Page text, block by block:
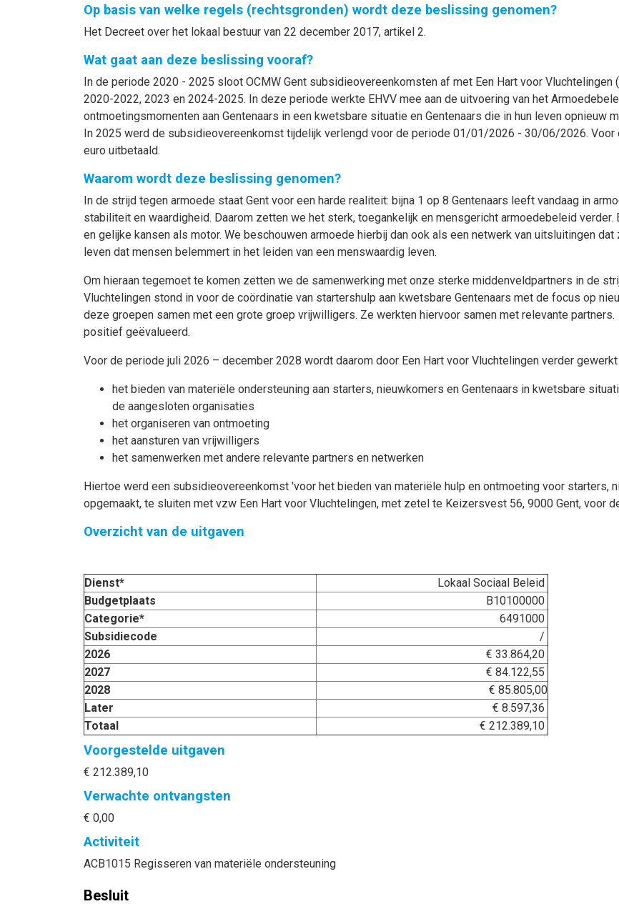
Op basis van welke regels (rechtsgronden) wordt deze beslissing genomen?
Het Decreet over het lokaal bestuur van 22 december 2017, artikel 2.
Wat gaat aan deze beslissing vooraf?
In de periode 2020 - 2025 sloot OCMW Gent subsidieovereenkomsten af met Een Hart voor
2020-2022, 2023 en 2024-2025. In deze periode werkte EHVV mee aan de uitvoering van het
ontmoetingsmomenten aan Gentenaars in een kwetsbare situatie en Gentenaars die in hun leven opnieuw
In 2025 werd de subsidieovereenkomst tijdelijk verlengd voor de periode 01/01/2026 - 30/06/2026. Voor
euro uitbetaald.
Waarom wordt deze beslissing genomen?
In de strijd tegen armoede staat Gent voor een harde realiteit: bijna 1 op 8 Gentenaars leeft vandaag in
stabiliteit en waardigheid. Daarom zetten we het sterk, toegankelijk en mensgericht armoedebeleid
en gelijke kansen als motor. We beschouwen armoede hierbij dan ook als een netwerk van uitsluitingen
leven dat mensen belemmert in het leiden van een menswaardig leven.
Om hieraan tegemoet te komen zetten we de samenwerking met onze sterke middenveldpartners in de
Vluchtelingen stond in voor de coördinatie van startershulp aan kwetsbare Gentenaars met de focus op
deze groepen samen met een grote groep vrijwilligers. Ze werkten hiervoor samen met relevante
positief geëvalueerd.
Voor de periode juli 2026 – december 2028 wordt daarom door Een Hart voor Vluchtelingen verder gewerkt
het bieden van materiële ondersteuning aan starters, nieuwkomers en Gentenaars in kwetsbare
de aangesloten organisaties
het organiseren van ontmoeting
het aansturen van vrijwilligers
het samenwerken met andere relevante partners en netwerken
Hiertoe werd een subsidieovereenkomst 'voor het bieden van materiële hulp en ontmoeting voor starters,
opgemaakt, te sluiten met vzw Een Hart voor Vluchtelingen, met zetel te Keizersvest 56, 9000 Gent,
Overzicht van de uitgaven
Dienst*
Lokaal Sociaal Beleid
Budgetplaats
B10100000
Categorie*
6491000
Subsidiecode
/
2026
€ 33.864,20
2027
€ 84.122,55
2028
€ 85.805,00
Later
€ 8.597,36
Totaal
€ 212.389,10
Voorgestelde uitgaven
€ 212.389,10
Verwachte ontvangsten
€ 0,00
Activiteit
ACB1015 Regisseren van materiële ondersteuning
Besluit